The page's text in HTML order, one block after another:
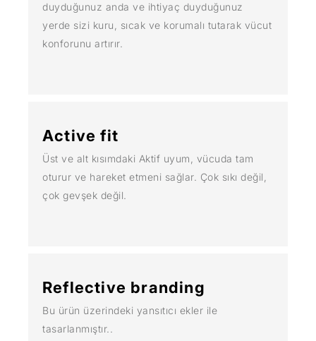
duyduğunuz anda ve ihtiyaç duyduğunuz
yerde sizi kuru, sıcak ve korumalı tutarak vücut
konforunu artırır.
Active fit
Üst ve alt kısımdaki Aktif uyum, vücuda tam
oturur ve hareket etmeni sağlar. Çok sıkı değil,
çok gevşek değil.
Reflective branding
Bu ürün üzerindeki yansıtıcı ekler ile
tasarlanmıştır..